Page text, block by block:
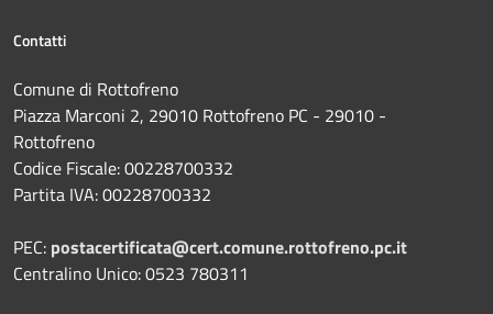
Contatti
Comune di Rottofreno
Piazza Marconi 2, 29010 Rottofreno PC - 29010 -
Rottofreno
Codice Fiscale: 00228700332
Partita IVA: 00228700332
PEC: postacertificata@cert.comune.rottofreno.pc.it
Centralino Unico: 0523 780311